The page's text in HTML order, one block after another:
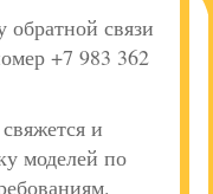
обратной связи
+7 983 362
и
моделей по